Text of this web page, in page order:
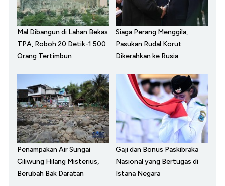
Mal Dibangun di Lahan Bekas
TPA, Roboh 20 Detik-1.500
Orang Tertimbun
Siaga Perang Menggila,
Pasukan Rudal Korut
Dikerahkan ke Rusia
Penampakan Air Sungai
Ciliwung Hilang Misterius,
Berubah Bak Daratan
Gaji dan Bonus Paskibraka
Nasional yang Bertugas di
Istana Negara